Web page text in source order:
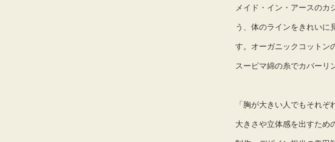
メイド・イン・アースのカ
う、体のラインをきれいに
す。オーガニックコットン
スーピマ綿の糸でカバーリ
「胸が大きい人でもそれ
大きさや立体感を出すため